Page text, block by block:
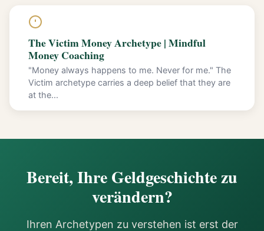
The Victim Money Archetype | Mindful
Money Coaching
"Money always happens to me. Never for me." The
Victim archetype carries a deep belief that they are
at the...
Bereit, Ihre Geldgeschichte zu
verändern?
Ihren Archetypen zu verstehen ist erst der